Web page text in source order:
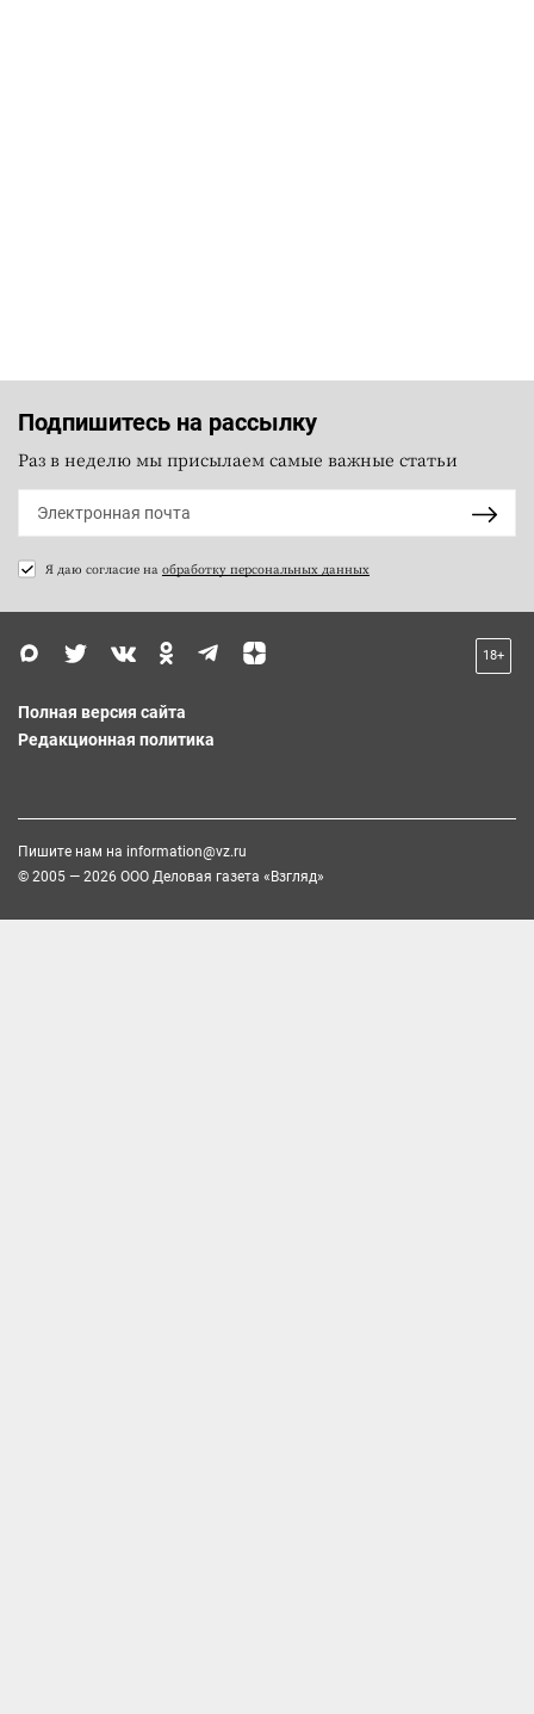
Подпишитесь на рассылку
Раз в неделю мы присылаем самые важные статьи
Я даю согласие на обработку персональных данных
18+
Полная версия сайта
Редакционная политика
Пишите нам на information@vz.ru
© 2005 — 2026 ООО Деловая газета «Взгляд»